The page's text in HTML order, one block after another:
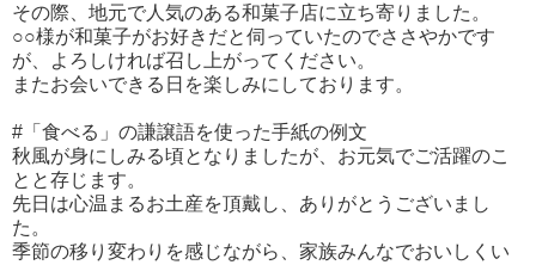
その際、地元で人気のある和菓子店に立ち寄りました。
○○様が和菓子がお好きだと伺っていたのでささやかです
が、よろしければ召し上がってください。
またお会いできる日を楽しみにしております。
#「食べる」の謙譲語を使った手紙の例文
秋風が身にしみる頃となりましたが、お元気でご活躍のこ
とと存じます。
先日は心温まるお土産を頂戴し、ありがとうございまし
た。
季節の移り変わりを感じながら、家族みんなでおいしくい